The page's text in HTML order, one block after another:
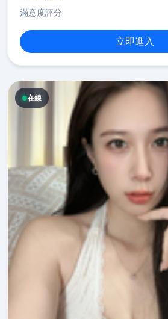
滿意度評分
立即進入
在線